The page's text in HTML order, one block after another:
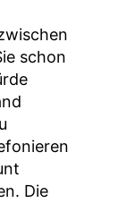
schon
Die